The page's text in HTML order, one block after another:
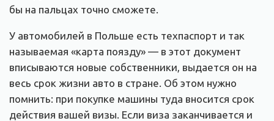
бы на пальцах точно сможете.
У автомобилей в Польше есть техпаспорт и так
называемая «карта поязду» — в этот документ
вписываются новые собственники, выдается он на
весь срок жизни авто в стране. Об этом нужно
помнить: при покупке машины туда вносится срок
действия вашей визы. Если виза заканчивается и